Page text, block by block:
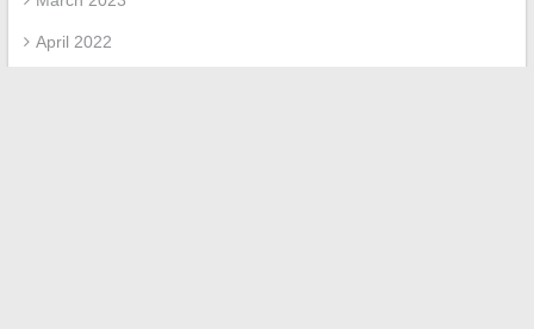
April 2022